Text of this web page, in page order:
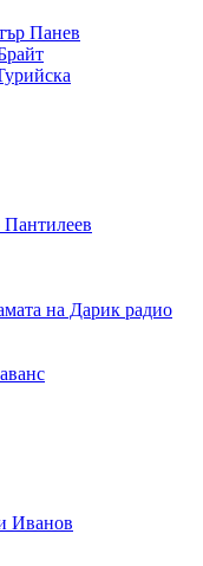
Панев
Пантилеев
на Дарик радио
Иванов